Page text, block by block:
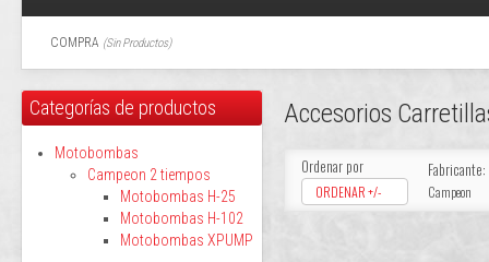
COMPRA (Sin Productos)
Accesorios
Ordenar por
ORDENAR +/-
Fabricante:
Campeon
Categorías de productos
Motobombas
Campeon 2 tiempos
Motobombas H-25
Motobombas H-102
Motobombas XPUMP